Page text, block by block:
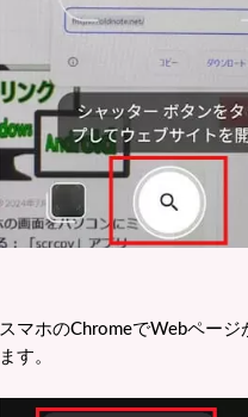
スマホのChromeでWebページ
ます。